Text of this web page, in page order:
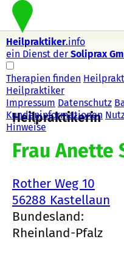
Heilpraktiker.info
ein Dienst der Soliprax
Therapien finden
Heilpraktiker
Impressum Datenschutz
Kundeninformationen
Hinweise
Heilpraktikerin
Frau Anette
Rother Weg 10
56288 Kastellaun
Bundesland:
Rheinland-Pfalz